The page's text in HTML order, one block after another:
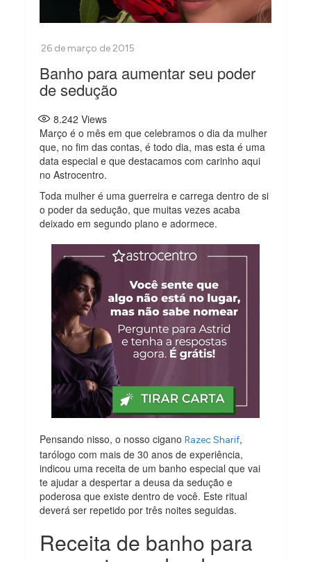
Banho para aumentar seu poder
de sedução
8.242 Views
Março é o mês em que celebramos o dia da mulher
que, no fim das contas, é todo dia, mas esta é uma
data especial e que destacamos com carinho aqui
no Astrocentro.
Toda mulher é uma guerreira e carrega dentro de si
o poder da sedução, que muitas vezes acaba
deixado em segundo plano e adormece.
Pensando nisso, o nosso ciganoRazec Sharif,
tarólogo com mais de 30 anos de experiência,
indicou uma receita de um banho especial que vai
te ajudar a despertar a deusa da sedução e
poderosa que existe dentro de você. Este ritual
deverá ser repetido por três noites seguidas.
Receita de banho para